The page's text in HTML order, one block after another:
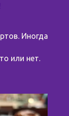
Иногда
или нет.